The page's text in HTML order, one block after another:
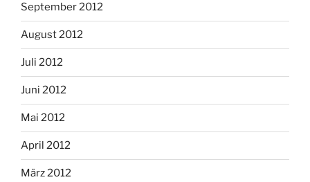
September 2012
August 2012
Juli 2012
Juni 2012
Mai 2012
April 2012
März 2012